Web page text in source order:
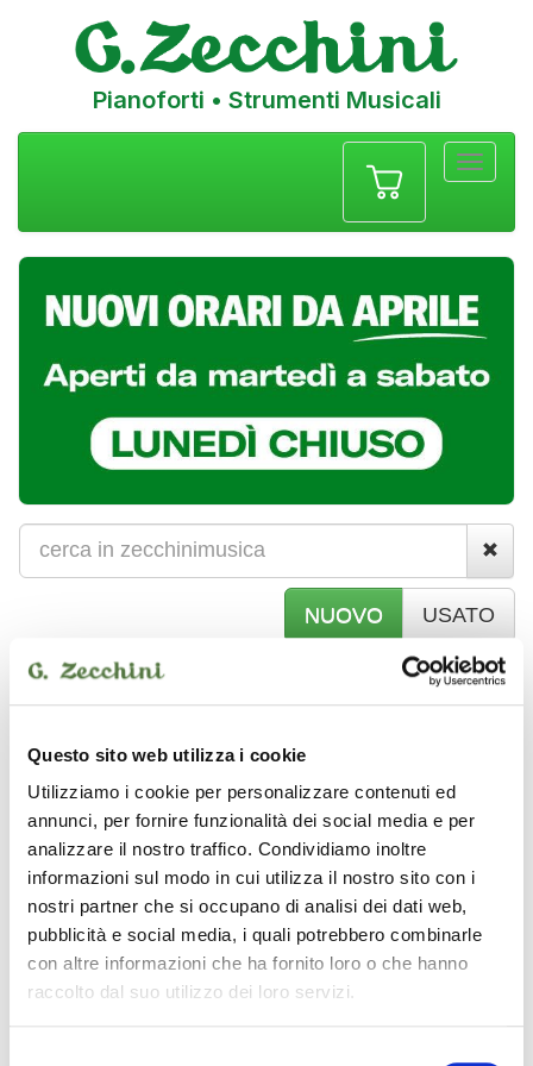
Questo sito web utilizza i cookie
Utilizziamo i cookie per personalizzare contenuti ed
annunci, per fornire funzionalità dei social media e per
analizzare il nostro traffico. Condividiamo inoltre
informazioni sul modo in cui utilizza il nostro sito con i
nostri partner che si occupano di analisi dei dati web,
pubblicità e social media, i quali potrebbero combinarle
con altre informazioni che ha fornito loro o che hanno
raccolto dal suo utilizzo dei loro servizi.
Pianoforti • Strumenti Musicali
NUOVO USATO
P
Musical Building